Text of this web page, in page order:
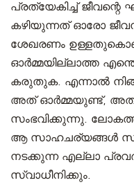
പ്രത്യേകിച്ച്
കഴിയുന്നത് ഓരോ
ശേഖരണം
ഓർമ്മയില്ലാത്ത
കരുതുക. എന്നാൽ
അത് ഓർമ്മയുണ്ട്,
സംഭവിക്കുന്നു.
ആ സാഹചര്യങ്ങൾ
നടക്കുന്ന എല്ലാ
സ്വാധീനിക്കും.